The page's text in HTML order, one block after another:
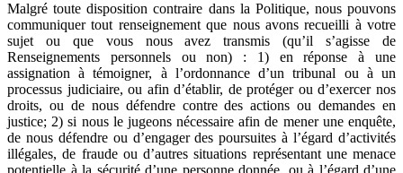
Malgré toute disposition contraire dans la Politique, nous pouvons
communiquer tout renseignement que nous avons recueilli à votre
sujet ou que vous nous avez transmis (qu’il s’agisse de
Renseignements personnels ou non) : 1) en réponse à une
assignation à témoigner, à l’ordonnance d’un tribunal ou à un
processus judiciaire, ou afin d’établir, de protéger ou d’exercer nos
droits, ou de nous défendre contre des actions ou demandes en
justice; 2) si nous le jugeons nécessaire afin de mener une enquête,
de nous défendre ou d’engager des poursuites à l’égard d’activités
illégales, de fraude ou d’autres situations représentant une menace